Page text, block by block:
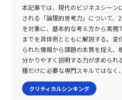
本記事では、現代のビジネスシーン
される「論理的思考力」について、
を対象に、基本的な考え方から実
までを具体例とともに解説する。
られた情報から課題の本質を捉え、
分かりやすく説明する力が求められ
種だけに必要な専門スキルではなく
ミュニケーション、キャリア形成を支
的思考力とは 論理的思考力、いわゆるロジカルシンキングとは、
クリティカルシンキング